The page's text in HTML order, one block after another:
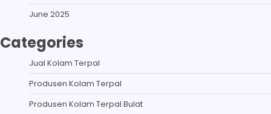
June 2025
Categories
Jual Kolam Terpal
Produsen Kolam Terpal
Produsen Kolam Terpal Bulat